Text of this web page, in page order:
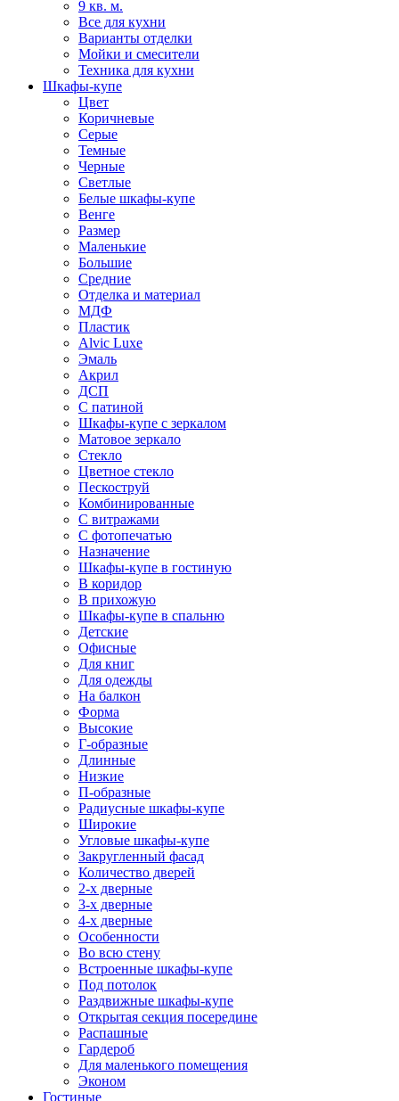
9 кв. м.
Все для кухни
Варианты отделки
Мойки и смесители
Техника для кухни
Шкафы-купе
Цвет
Коричневые
Серые
Темные
Черные
Светлые
Белые шкафы-купе
Венге
Размер
Маленькие
Большие
Средние
Отделка и материал
МДФ
Пластик
Alvic Luxe
Эмаль
Акрил
ДСП
С патиной
Шкафы-купе с зеркалом
Матовое зеркало
Стекло
Цветное стекло
Пескоструй
Комбинированные
С витражами
С фотопечатью
Назначение
Шкафы-купе в гостиную
В коридор
В прихожую
Шкафы-купе в спальню
Детские
Офисные
Для книг
Для одежды
На балкон
Форма
Высокие
Г-образные
Длинные
Низкие
П-образные
Радиусные шкафы-купе
Широкие
Угловые шкафы-купе
Закругленный фасад
Количество дверей
2-х дверные
3-х дверные
4-х дверные
Особенности
Во всю стену
Встроенные шкафы-купе
Под потолок
Раздвижные шкафы-купе
Открытая секция посередине
Распашные
Гардероб
Для маленького помещения
Эконом
Гостиные